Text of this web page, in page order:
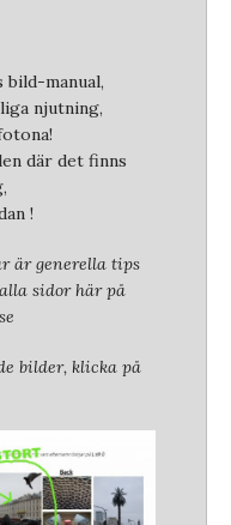
bild-manual,
njutning,
där det finns
!
är generella tips
sidor här på
bilder, klicka på